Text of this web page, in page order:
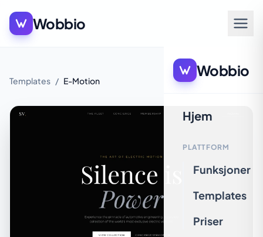
Wobbio
Wobbio
Hjem
PLATTFORM
Funksjoner
Templates
Priser
Templates / E-Motion